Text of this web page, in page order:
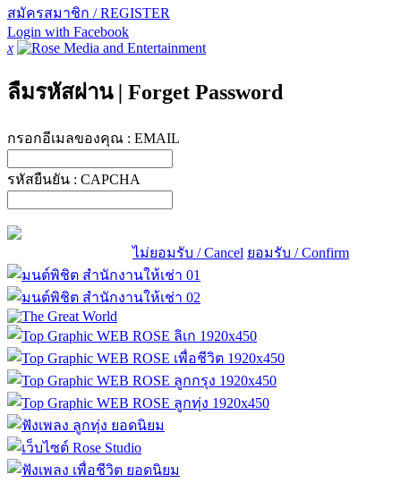
สมัครสมาชิก / REGISTER
Login with Facebook
x
ลืมรหัสผ่าน | Forget Password
กรอกอีเมลของคุณ : EMAIL
รหัสยืนยัน : CAPCHA
ไม่ยอมรับ / Cancel ยอมรับ / Confirm